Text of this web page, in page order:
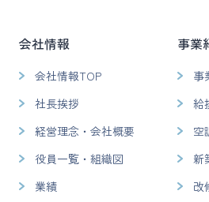
会社情報
会社情報TOP
社長挨拶
経営理念・会社概要
役員一覧・組織図
業績
事業
事
給
空
新
改